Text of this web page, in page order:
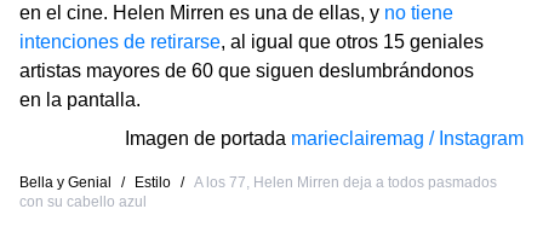
en el cine. Helen Mirren es una de ellas, y no tiene
intenciones de retirarse, al igual que otros 15 geniales
artistas mayores de 60 que siguen deslumbrándonos
en la pantalla.
Imagen de portada marieclairemag / Instagram
Bella y Genial / Estilo / A los 77, Helen Mirren deja a todos pasmados
con su cabello azul